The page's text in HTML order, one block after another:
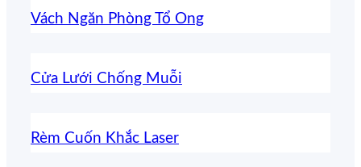
Vách Ngăn Phòng Tổ Ong
Cửa Lưới Chống Muỗi
Rèm Cuốn Khắc Laser